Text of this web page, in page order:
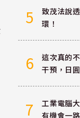
5
致茂法說
環！
6
這次真的
干預，日
7
工業電腦
有機會一